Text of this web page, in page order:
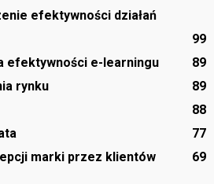
efektywności działań
99
efektywności e-learningu
89
rynku
89
88
77
marki przez klientów
69